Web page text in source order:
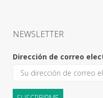
NEWSLETTER
Dirección de correo